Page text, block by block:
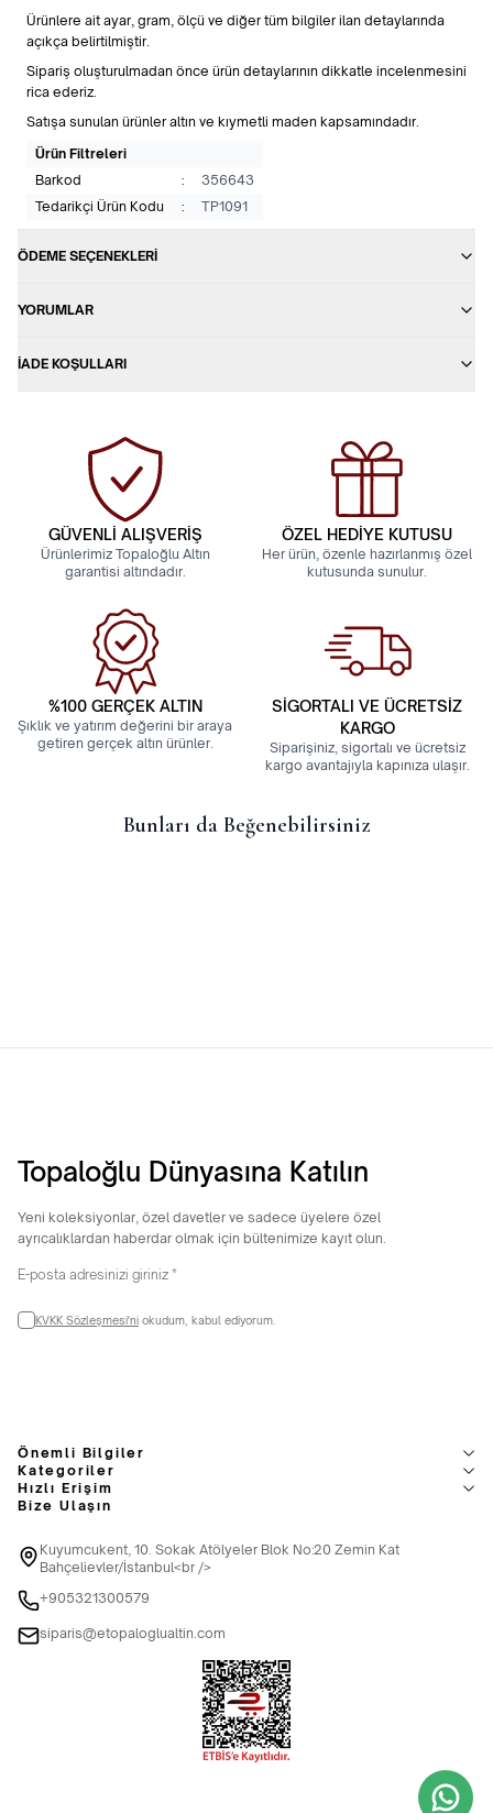
Ürünlere ait ayar, gram, ölçü ve diğer tüm bilgiler ilan detaylarında
açıkça belirtilmiştir.
Sipariş oluşturulmadan önce ürün detaylarının dikkatle incelenmesini
rica ederiz.
Satışa sunulan ürünler altın ve kıymetli maden kapsamındadır.
Ürün Filtreleri
Barkod
:
356643
Tedarikçi Ürün Kodu
: TP1091
ÖDEME SEÇENEKLERI
YORUMLAR
İADE KOŞULLARI
GÜVENLİ ALIŞVERİŞ
Ürünlerimiz Topaloğlu Altın
garantisi altındadır.
ÖZEL HEDİYE KUTUSU
Her ürün, özenle hazırlanmış özel
kutusunda sunulur.
%100 GERÇEK ALTIN
Şıklık ve yatırım değerini bir araya
getiren gerçek altın ürünler.
SİGORTALI VE ÜCRETSİZ
KARGO
Siparişiniz, sigortalı ve ücretsiz
kargo avantajıyla kapınıza ulaşır.
Bunları da Beğenebilirsiniz
Topaloğlu Dünyasına Katılın
Yeni koleksiyonlar, özel davetler ve sadece üyelere özel
ayrıcalıklardan haberdar olmak için bültenimize kayıt olun.
KVKK Sözleşmesi'ni okudum, kabul ediyorum.
Önemli Bilgiler
Kategoriler
Hızlı Erişim
Bize Ulaşın
Kuyumcukent, 10. Sokak Atölyeler Blok No:20 Zemin Kat
Bahçelievler/İstanbul<br />
+905321300579
siparis@etopaloglualtin.com